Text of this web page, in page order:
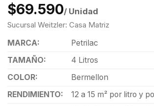
$69.590/ Unidad
Sucursal Weitzler: Casa Matriz
MARCA:
Petrilac
TAMAÑO:
4 Litros
COLOR:
Bermellon
RENDIMIENTO:
12 a 15 m² por litro y